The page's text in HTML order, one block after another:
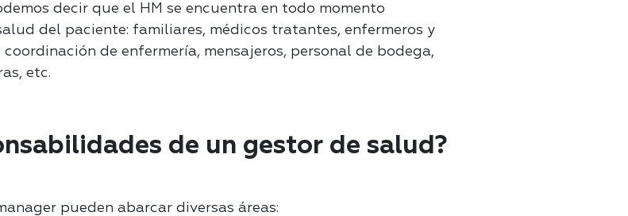
decir que el HM se encuentra en todo momento
del paciente: familiares, médicos tratantes, enfermeros y
de enfermería, mensajeros, personal de bodega,
etc.
de un gestor de salud?
pueden abarcar diversas áreas: